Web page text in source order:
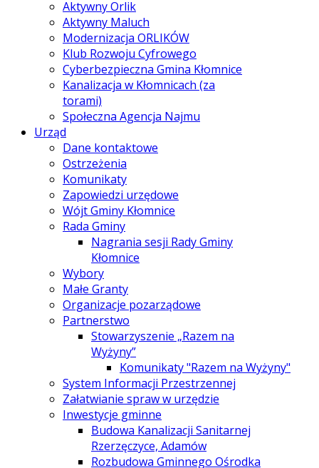
Aktywny Orlik
Aktywny Maluch
Modernizacja ORLIKÓW
Klub Rozwoju Cyfrowego
Cyberbezpieczna Gmina Kłomnice
Kanalizacja w Kłomnicach (za
torami)
Społeczna Agencja Najmu
Urząd
Dane kontaktowe
Ostrzeżenia
Komunikaty
Zapowiedzi urzędowe
Wójt Gminy Kłomnice
Rada Gminy
Nagrania sesji Rady Gminy
Kłomnice
Wybory
Małe Granty
Organizacje pozarządowe
Partnerstwo
Stowarzyszenie „Razem na
Wyżyny”
Komunikaty "Razem na Wyżyny"
System Informacji Przestrzennej
Załatwianie spraw w urzędzie
Inwestycje gminne
Budowa Kanalizacji Sanitarnej
Rzerzęczyce, Adamów
Rozbudowa Gminnego Ośrodka